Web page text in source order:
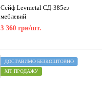
Сейф Levmetal СД-385ез
меблевий
3 360 грн/шт.
ДОСТАВИМО БЕЗКОШТОВНО
ХІТ ПРОДАЖУ